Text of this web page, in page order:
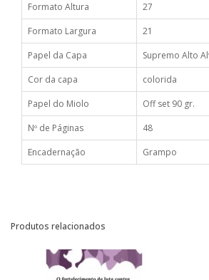
Formato Altura
27
Formato Largura
21
Papel da Capa
Supremo Alto
Cor da capa
colorida
Papel do Miolo
Off set 90 gr.
Nº de Páginas
48
Encadernação
Grampo
Produtos relacionados